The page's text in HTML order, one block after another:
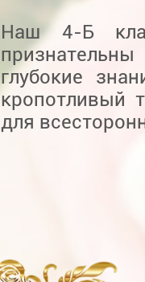
Наш 4-Б
глубокие
кропотливый
для